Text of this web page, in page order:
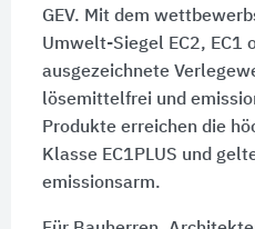
GEV. Mit dem
Umwelt-Siegel EC2, EC1
ausgezeichnete
lösemittelfrei und
Produkte erreichen die
Klasse EC1PLUS und
emissionsarm.